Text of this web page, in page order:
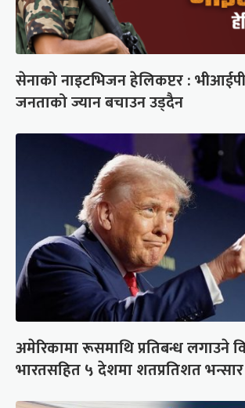
सेनाको नाइटभिजन हेलिकप्टर :
जनताको ज्यान बचाउन उड्दैन
अमेरिकामा रूसमाथि प्रतिबन्ध लगाउने
भारतसहित ५ देशमा शतप्रतिशत